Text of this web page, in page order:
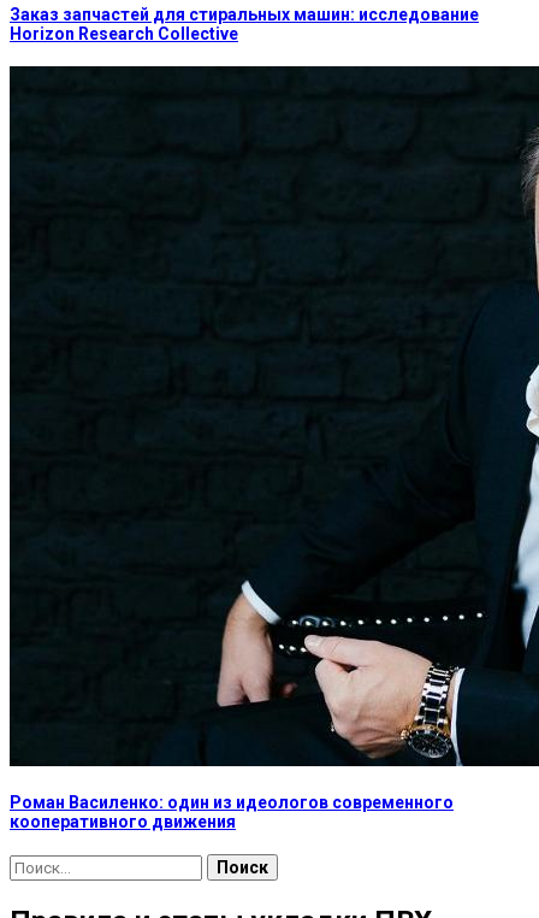
Заказ запчастей для стиральных машин: исследование
Horizon Research Collective
Роман Василенко: один из идеологов современного
кооперативного движения
Найти: